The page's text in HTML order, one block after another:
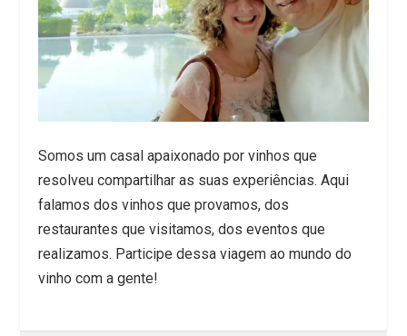
Somos um casal apaixonado por vinhos que
resolveu compartilhar as suas experiências. Aqui
falamos dos vinhos que provamos, dos
restaurantes que visitamos, dos eventos que
realizamos. Participe dessa viagem ao mundo do
vinho com a gente!